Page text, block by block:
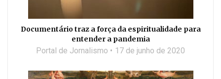
Documentário traz a força da espiritualidade para
entender a pandemia
Portal de Jornalismo 17 de junho de 2020